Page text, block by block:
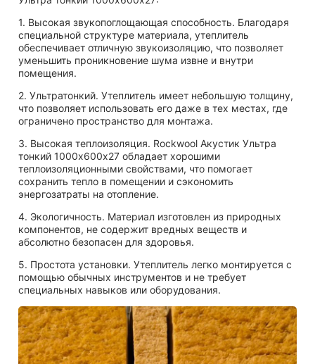
1. Высокая звукопоглощающая способность. Благодаря
специальной структуре материала, утеплитель
обеспечивает отличную звукоизоляцию, что позволяет
уменьшить проникновение шума извне и внутри
помещения.
2. Ультратонкий. Утеплитель имеет небольшую толщину,
что позволяет использовать его даже в тех местах, где
ограничено пространство для монтажа.
3. Высокая теплоизоляция. Rockwool Акустик Ультра
тонкий 1000х600х27 обладает хорошими
теплоизоляционными свойствами, что помогает
сохранить тепло в помещении и сэкономить
энергозатраты на отопление.
4. Экологичность. Материал изготовлен из природных
компонентов, не содержит вредных веществ и
абсолютно безопасен для здоровья.
5. Простота установки. Утеплитель легко монтируется с
помощью обычных инструментов и не требует
специальных навыков или оборудования.